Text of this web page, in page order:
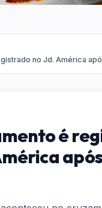
no Jd. América
é